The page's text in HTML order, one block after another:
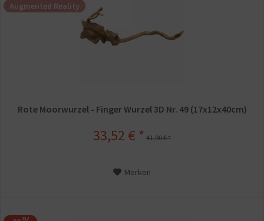
Augmented Reality
Rote Moorwurzel - Finger Wurzel 3D Nr. 49 (17x12x40cm)
33,52 € * 41,90 € *
Merken